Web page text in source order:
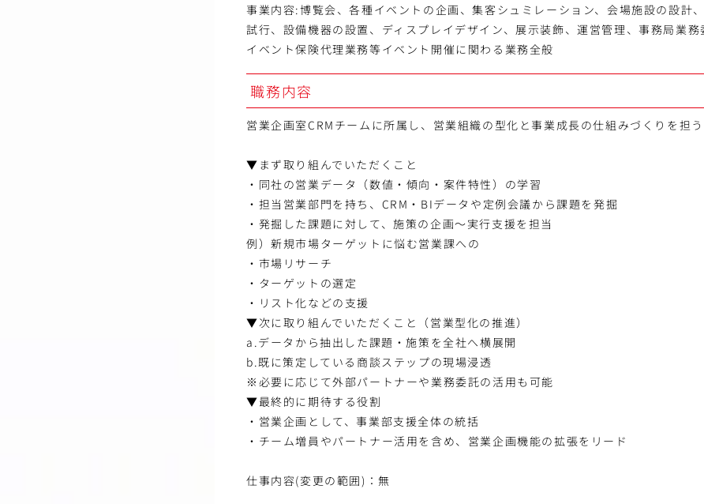
事業内容:博覧会、各種イベントの企画、集客シュミレーション、会場施設の設計、
試行、設備機器の設置、ディスプレイデザイン、展示装飾、運営管理、事務局業務
イベント保険代理業務等イベント開催に関わる業務全般
職務内容
営業企画室CRMチームに所属し、営業組織の型化と事業成長の仕組みづくりを担う
▼まず取り組んでいただくこと
・同社の営業データ（数値・傾向・案件特性）の学習
・担当営業部門を持ち、CRM・BIデータや定例会議から課題を発掘
・発掘した課題に対して、施策の企画～実行支援を担当
例）新規市場ターゲットに悩む営業課への
・市場リサーチ
・ターゲットの選定
・リスト化などの支援
▼次に取り組んでいただくこと（営業型化の推進）
a.データから抽出した課題・施策を全社へ横展開
b.既に策定している商談ステップの現場浸透
※必要に応じて外部パートナーや業務委託の活用も可能
▼最終的に期待する役割
・営業企画として、事業部支援全体の統括
・チーム増員やパートナー活用を含め、営業企画機能の拡張をリード
仕事内容(変更の範囲)：無